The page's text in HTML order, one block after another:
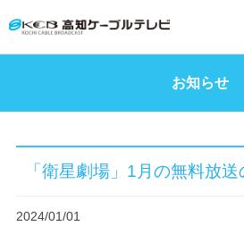
お知らせ
「衛星劇場」1月の無料放
2024/01/01